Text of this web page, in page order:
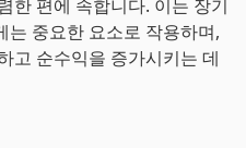
한 편에 속합니다. 이는 장기
는 중요한 요소로 작용하며,
고 순수익을 증가시키는 데